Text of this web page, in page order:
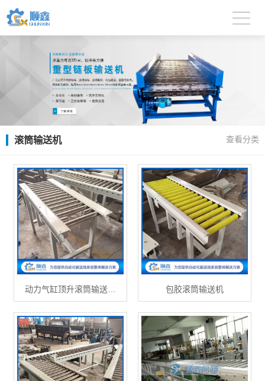
滚筒输送机 查看分类
动力气缸顶升滚筒输送… 包胶滚筒输送机